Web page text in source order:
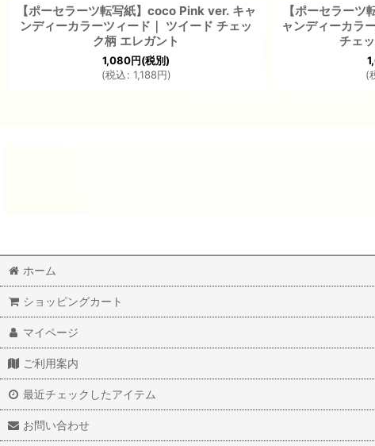
【ポーセラーツ転写紙】coco Pink ver. キャ
ンディーカラーツィード｜ ツイード チェッ
ク柄 エレガント
1,080円(税別)
(税込: 1,188円)
【ポーセラー
ャンディーカラ
チェ
(
ホーム
ショッピングカート
マイページ
ご利用案内
最近チェックしたアイテム
お問い合わせ